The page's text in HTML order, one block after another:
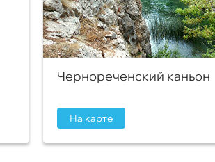
Чернореченский каньон
На карте